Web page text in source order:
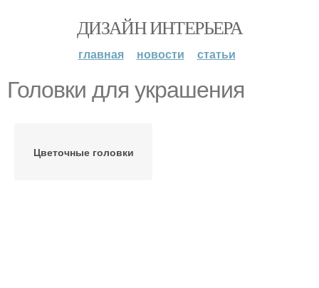
ДИЗАЙН ИНТЕРЬЕРА
главная новости статьи
Головки для украшения
Цветочные головки